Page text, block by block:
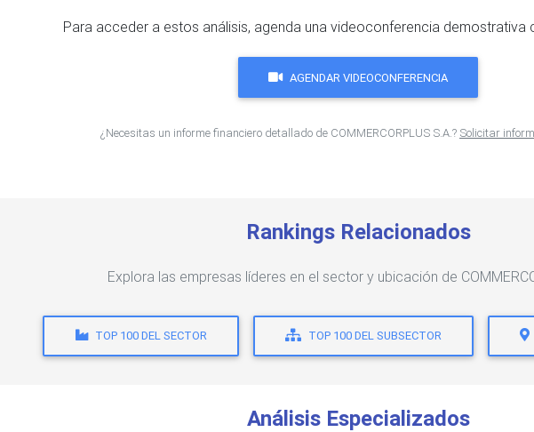
Para acceder a estos análisis, agenda una videoconferencia demostrativa
AGENDAR VIDEOCONFERENCIA
¿Necesitas un informe financiero detallado de COMMERCORPLUS S.A.? Solicitar
Rankings Relacionados
Explora las empresas líderes en el sector y ubicación de
TOP 100 DEL SECTOR TOP 100 DEL SUBSECTOR
Análisis Especializados